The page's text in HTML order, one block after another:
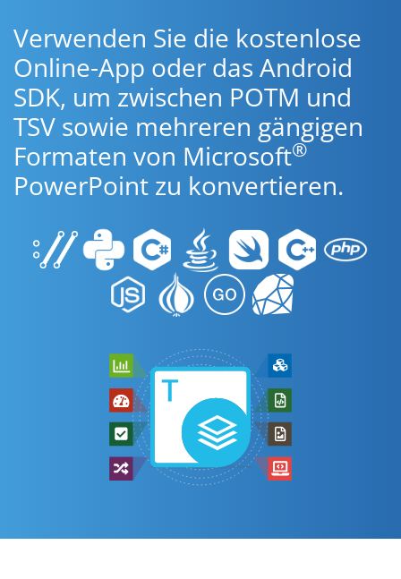
Verwenden Sie die kostenlose
Online-App oder das Android
SDK, um zwischen POTM und
TSV sowie mehreren gängigen
Formaten von Microsoft®
PowerPoint zu konvertieren.